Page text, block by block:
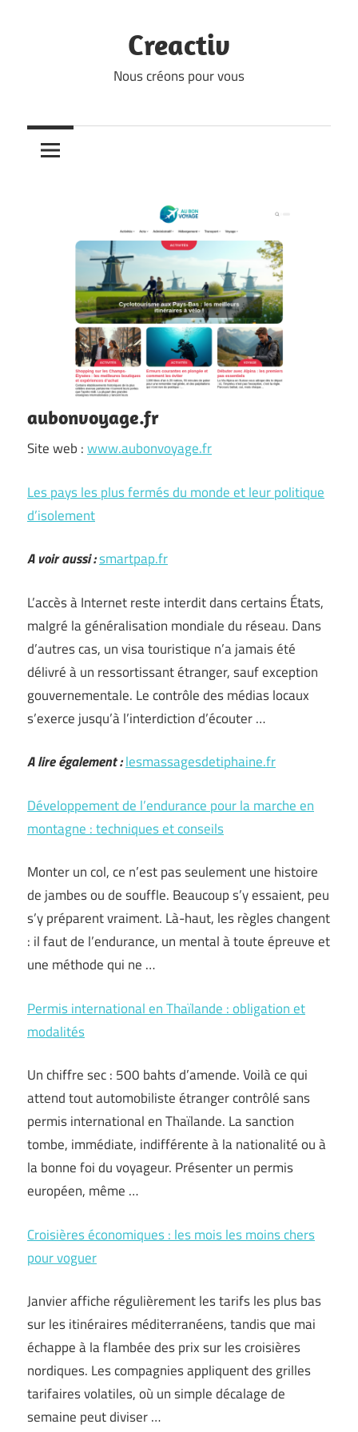
Creactiv
Nous créons pour vous
aubonvoyage.fr
Site web :www.aubonvoyage.fr
Les pays les plus fermés du monde et leur politique
d’isolement
A voir aussi :smartpap.fr
L’accès à Internet reste interdit dans certains États,
malgré la généralisation mondiale du réseau. Dans
d’autres cas, un visa touristique n’a jamais été
délivré à un ressortissant étranger, sauf exception
gouvernementale. Le contrôle des médias locaux
s’exerce jusqu’à l’interdiction d’écouter …
A lire également :lesmassagesdetiphaine.fr
Développement de l’endurance pour la marche en
montagne : techniques et conseils
Monter un col, ce n’est pas seulement une histoire
de jambes ou de souffle. Beaucoup s’y essaient, peu
s’y préparent vraiment. Là-haut, les règles changent
: il faut de l’endurance, un mental à toute épreuve et
une méthode qui ne …
Permis international en Thaïlande : obligation et
modalités
Un chiffre sec : 500 bahts d’amende. Voilà ce qui
attend tout automobiliste étranger contrôlé sans
permis international en Thaïlande. La sanction
tombe, immédiate, indifférente à la nationalité ou à
la bonne foi du voyageur. Présenter un permis
européen, même …
Croisières économiques : les mois les moins chers
pour voguer
Janvier affiche régulièrement les tarifs les plus bas
sur les itinéraires méditerranéens, tandis que mai
échappe à la flambée des prix sur les croisières
nordiques. Les compagnies appliquent des grilles
tarifaires volatiles, où un simple décalage de
semaine peut diviser …